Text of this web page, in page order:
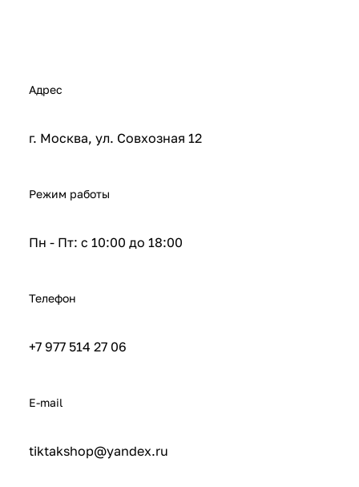
Адрес
г. Москва, ул. Совхозная 12
Режим работы
Пн - Пт: с 10:00 до 18:00
Телефон
+7 977 514 27 06
E-mail
tiktakshop@yandex.ru